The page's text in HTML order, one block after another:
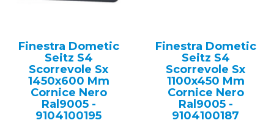
Finestra Dometic
Seitz S4
Scorrevole Sx
1450x600 Mm
Cornice Nero
Ral9005 -
9104100195
Finestra Dometic
Seitz S4
Scorrevole Sx
1100x450 Mm
Cornice Nero
Ral9005 -
9104100187